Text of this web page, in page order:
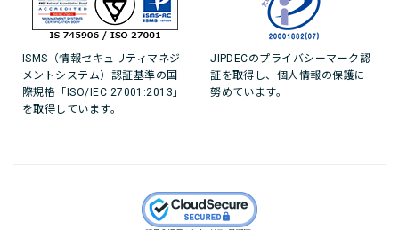
ISMS（情報セキュリティマネジ
メントシステム）認証基準の国
際規格「ISO/IEC 27001:2013」
を取得しています。
JIPDECのプライバシーマーク認
証を取得し、個人情報の保護に
努めています。